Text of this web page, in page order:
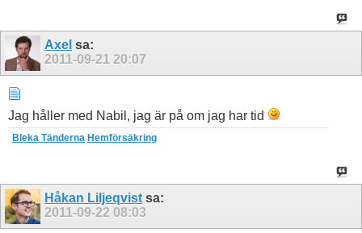
Axel sa:
2011-09-21 20:07
Jag håller med Nabil, jag är på om jag har tid
Bleka Tänderna Hemförsäkring
Håkan Liljeqvist sa:
2011-09-22 08:03